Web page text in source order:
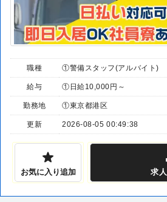
職種 ①警備スタッフ(アルバイト)
給与 ①日給10,000円～
勤務地 ①東京都港区
更新 2026-08-05 00:49:38
お気に入り追加 求人